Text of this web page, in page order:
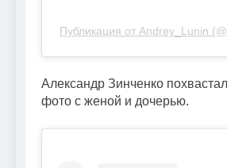
Публикация от Andrey_Lunin
Александр Зинченко
фото с женой и дочерью.